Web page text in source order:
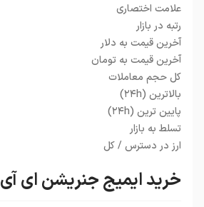
خرید ایمیج جنریشن ای آی
علامت اختصاری
رتبه در بازار
آخرین قیمت به دلار
آخرین قیمت به تومان
کل حجم معاملات
بالاترین (۲۴h)
پایین ترین (۲۴h)
تسلط به بازار
ارز در دسترس / کل